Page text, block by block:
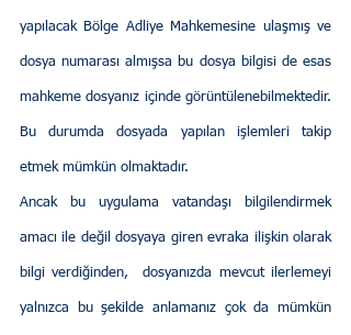
yapılacak Bölge Adliye Mahkemesine ulaşmış ve
dosya numarası almışsa bu dosya bilgisi de esas
mahkeme dosyanız içinde görüntülenebilmektedir.
Bu durumda dosyada yapılan işlemleri takip
etmek mümkün olmaktadır.
Ancak bu uygulama vatandaşı bilgilendirmek
amacı ile değil dosyaya giren evraka ilişkin olarak
bilgi verdiğinden,  dosyanızda mevcut ilerlemeyi
yalnızca bu şekilde anlamanız çok da mümkün